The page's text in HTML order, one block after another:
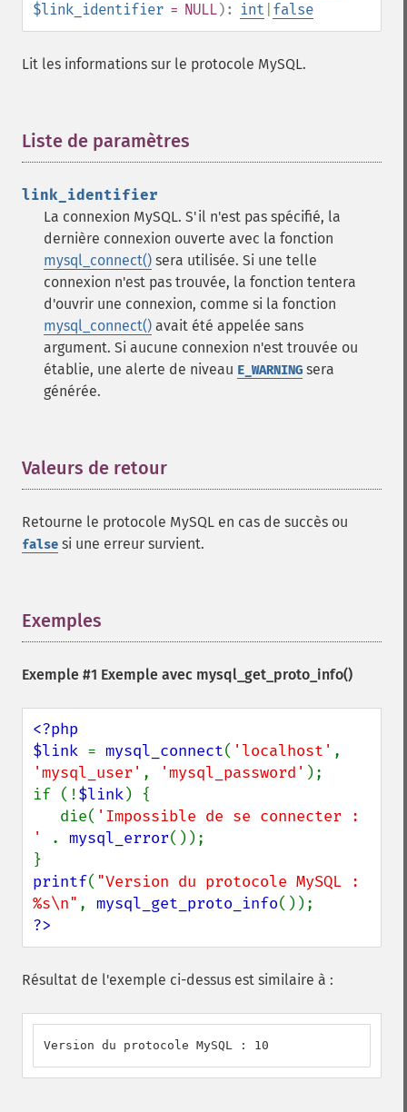
$link_identifier = NULL): int false
Lit les informations sur le protocole MySQL.
Liste de paramètres
link_identifier
La connexion MySQL. S'il n'est pas spécifié, la
dernière connexion ouverte avec la fonction
mysql_connect() sera utilisée. Si une telle
connexion n'est pas trouvée, la fonction tentera
d'ouvrir une connexion, comme si la fonction
mysql_connect() avait été appelée sans
argument. Si aucune connexion n'est trouvée ou
établie, une alerte de niveau E_WARNING sera
générée.
Valeurs de retour
Retourne le protocole MySQL en cas de succès ou
false si une erreur survient.
Exemples
Exemple #1 Exemple avec mysql_get_proto_info()
<?php
$link = mysql_connect( 'localhost'
'mysql_user' , 'mysql_password' );
if (!$link) {
   die(
'Impossible de se connecter :
'
. mysql_error());
printf( "Version du protocole MySQL :
%s\n" , mysql_get_proto_info
?>
Résultat de l'exemple ci-dessus est similaire à :
Version du protocole MySQL : 10